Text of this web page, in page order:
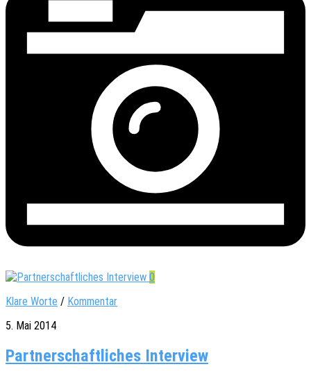
0
Klare Worte / Kommentar
5. Mai 2014
Partnerschaftliches Interview